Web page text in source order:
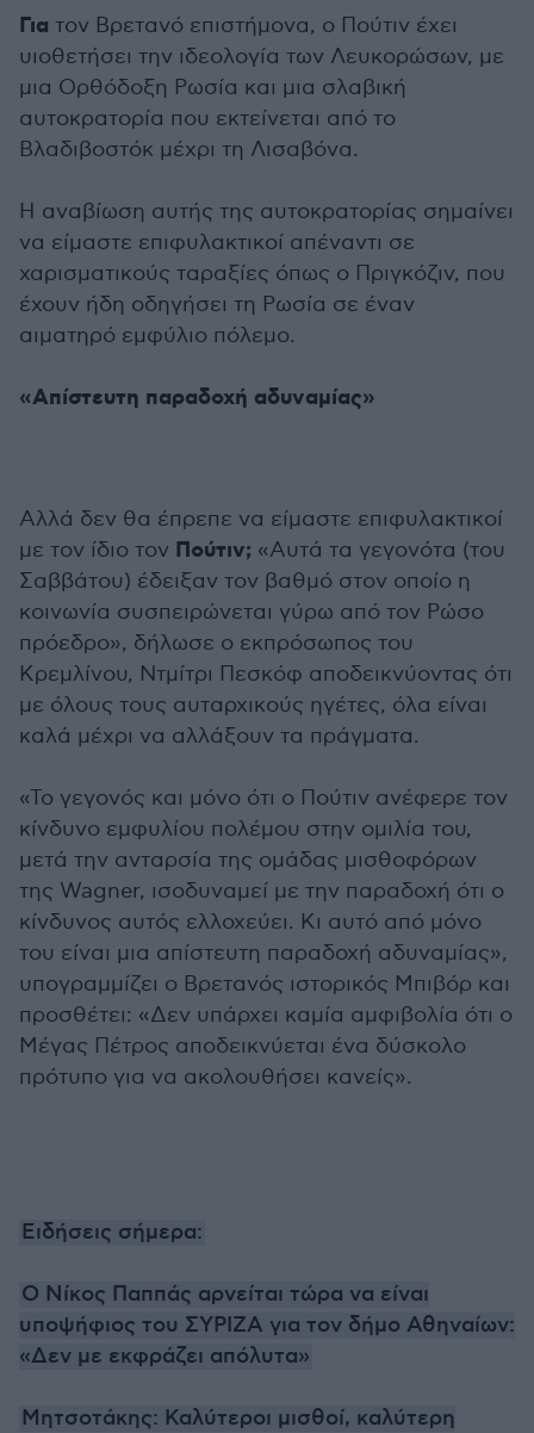
Για τον Βρετανό επιστήμονα, o Πούτιν έχει
υιοθετήσει την ιδεολογία των Λευκορώσων, με
μια Ορθόδοξη Ρωσία και μια σλαβική
αυτοκρατορία που εκτείνεται από το
Βλαδιβοστόκ μέχρι τη Λισαβόνα.
Η αναβίωση αυτής της αυτοκρατορίας σημαίνει
να είμαστε επιφυλακτικοί απέναντι σε
χαρισματικούς ταραξίες όπως ο Πριγκόζιν, που
έχουν ήδη οδηγήσει τη Ρωσία σε έναν
αιματηρό εμφύλιο πόλεμο.
«Απίστευτη παραδοχή αδυναμίας»
Αλλά δεν θα έπρεπε να είμαστε επιφυλακτικοί
με τον ίδιο τον Πούτιν; «Αυτά τα γεγονότα (του
Σαββάτου) έδειξαν τον βαθμό στον οποίο η
κοινωνία συσπειρώνεται γύρω από τον Ρώσο
πρόεδρο», δήλωσε ο εκπρόσωπος του
Κρεμλίνου, Ντμίτρι Πεσκόφ αποδεικνύοντας ότι
με όλους τους αυταρχικούς ηγέτες, όλα είναι
καλά μέχρι να αλλάξουν τα πράγματα.
«Το γεγονός και μόνο ότι ο Πούτιν ανέφερε τον
κίνδυνο εμφυλίου πολέμου στην ομιλία του,
μετά την ανταρσία της ομάδας μισθοφόρων
της Wagner, ισοδυναμεί με την παραδοχή ότι ο
κίνδυνος αυτός ελλοχεύει. Κι αυτό από μόνο
του είναι μια απίστευτη παραδοχή αδυναμίας»,
υπογραμμίζει ο Βρετανός ιστορικός Μπιβόρ και
προσθέτει: «Δεν υπάρχει καμία αμφιβολία ότι ο
Μέγας Πέτρος αποδεικνύεται ένα δύσκολο
πρότυπο για να ακολουθήσει κανείς».
Ειδήσεις σήμερα:
Ο Νίκος Παππάς αρνείται τώρα να είναι
υποψήφιος του ΣΥΡΙΖΑ για τον δήμο Αθηναίων:
«Δεν με εκφράζει απόλυτα»
Μητσοτάκης: Καλύτεροι μισθοί, καλύτερη